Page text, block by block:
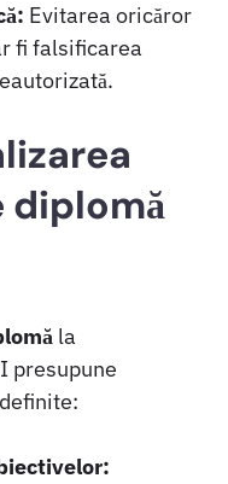
Evitarea oricăror
fi falsificarea
diplomă
la
presupune